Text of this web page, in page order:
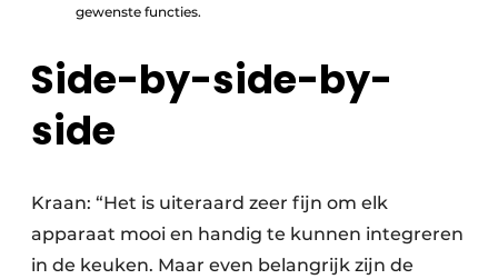
gewenste functies.
Side-by-side-by-
side
Kraan: “Het is uiteraard zeer fijn om elk
apparaat mooi en handig te kunnen integreren
in de keuken. Maar even belangrijk zijn de